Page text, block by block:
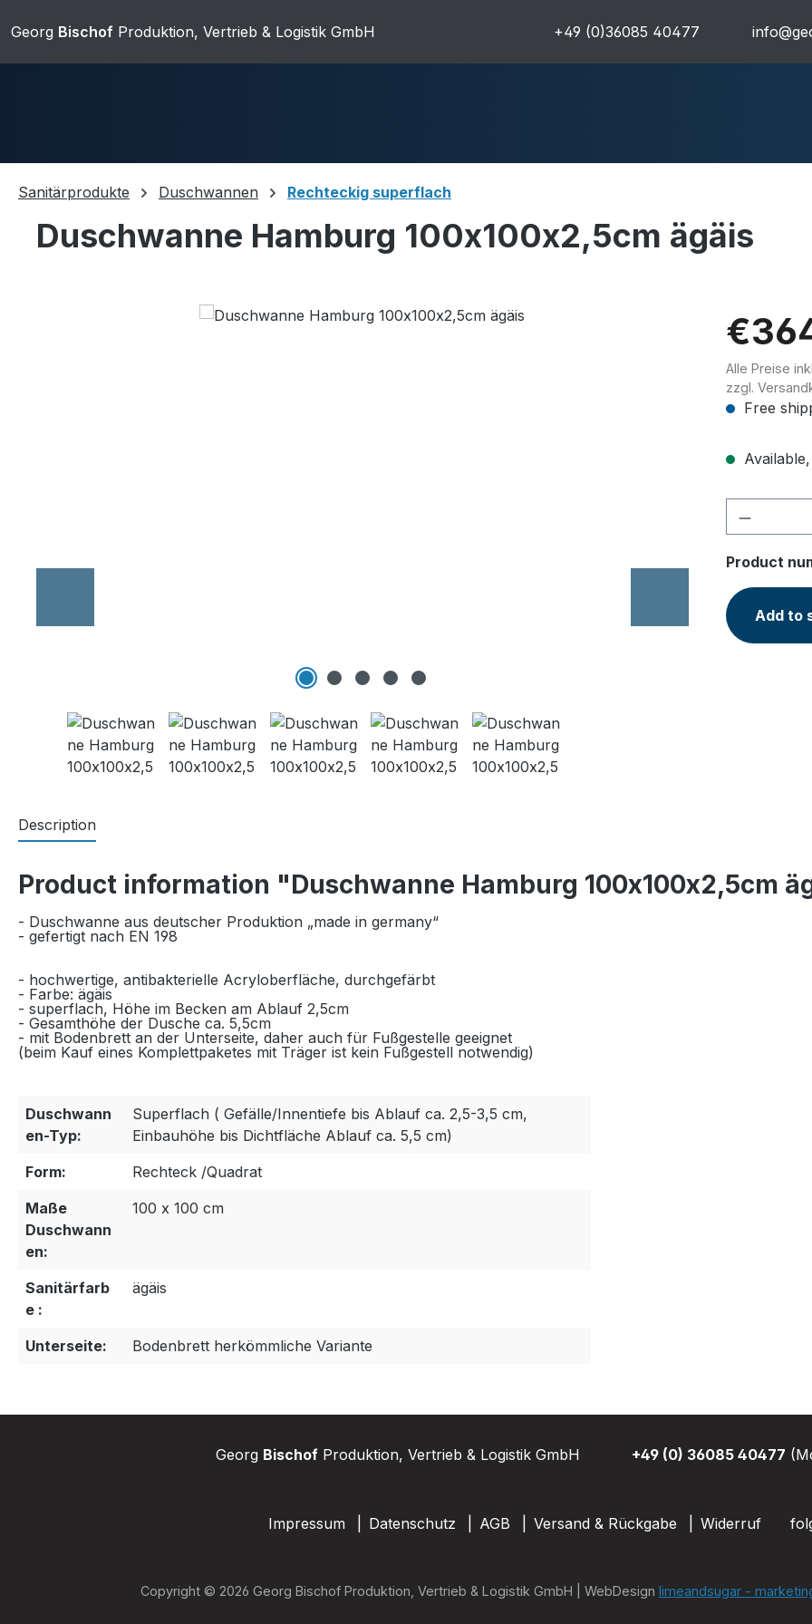
to main content
Skip to search
Skip to main navigation
Georg Bischof Produktion, Vertrieb & Logistik GmbH +49 (0)36085 40477
Duschwannen Ablaufgarnituren Komplettpakete
Sanitärprodukte Duschwannen Rechteckig superflach
Duschwanne Hamburg 100x100x2,5cm ägäis
Alle Preise
zzgl.
Free
Product
Add to
Description
Product information "Duschwanne Hamburg 100x100x2,5cm
- Duschwanne aus deutscher Produktion „made in germany“
- gefertigt nach EN 198
- hochwertige, antibakterielle Acryloberfläche, durchgefärbt
- Farbe: ägäis
- superflach, Höhe im Becken am Ablauf 2,5cm
- Gesamthöhe der Dusche ca. 5,5cm
- mit Bodenbrett an der Unterseite, daher auch für Fußgestelle geeignet
(beim Kauf eines Komplettpaketes mit Träger ist kein Fußgestell notwendig)
Duschwann
en-Typ:
Superflach ( Gefälle/Innentiefe bis Ablauf ca. 2,5-3,5 cm,
Einbauhöhe bis Dichtfläche Ablauf ca. 5,5 cm)
Form:
Rechteck /Quadrat
Maße
Duschwann
en:
100 x 100 cm
Sanitärfarb
e :
ägäis
Unterseite: Bodenbrett herkömmliche Variante
Georg Bischof Produktion, Vertrieb & Logistik GmbH +49 (0) 36085 40477
Impressum Datenschutz AGB Versand & Rückgabe Widerruf
Copyright © 2026 Georg Bischof Produktion, Vertrieb & Logistik GmbH | WebDesign limeandsugar -